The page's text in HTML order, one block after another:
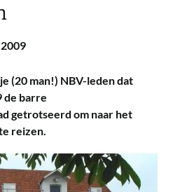
(20 man!) NBV-leden dat
de barre
getrotseerd om naar het
reizen.